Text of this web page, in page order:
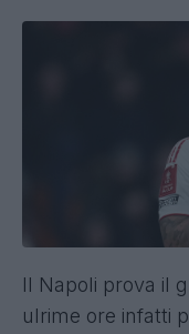
Il Napoli prova il
ulrime ore infatti